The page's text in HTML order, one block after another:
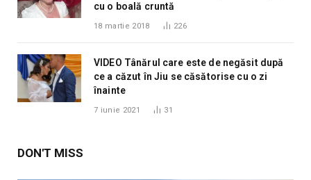
cu o boală cruntă
18 martie 2018 226
VIDEO Tânărul care este de negăsit după
ce a căzut în Jiu se căsătorise cu o zi
înainte
7 iunie 2021 31
DON'T MISS